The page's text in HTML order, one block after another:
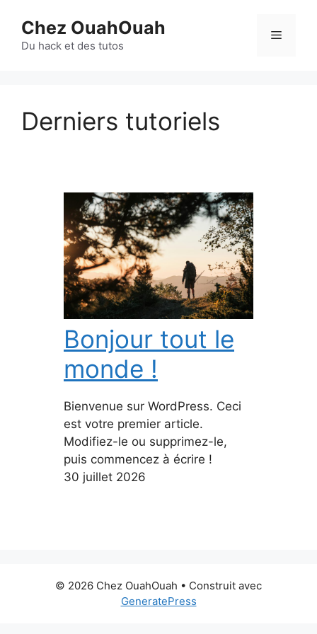
contenu
Chez OuahOuah
Du hack et des tutos
Menu
Derniers tutoriels
Bonjour tout le
monde !
Bienvenue sur WordPress. Ceci
est votre premier article.
Modifiez-le ou supprimez-le,
puis commencez à écrire !
30 juillet 2026
© 2026 Chez OuahOuah • Construit avec
GeneratePress